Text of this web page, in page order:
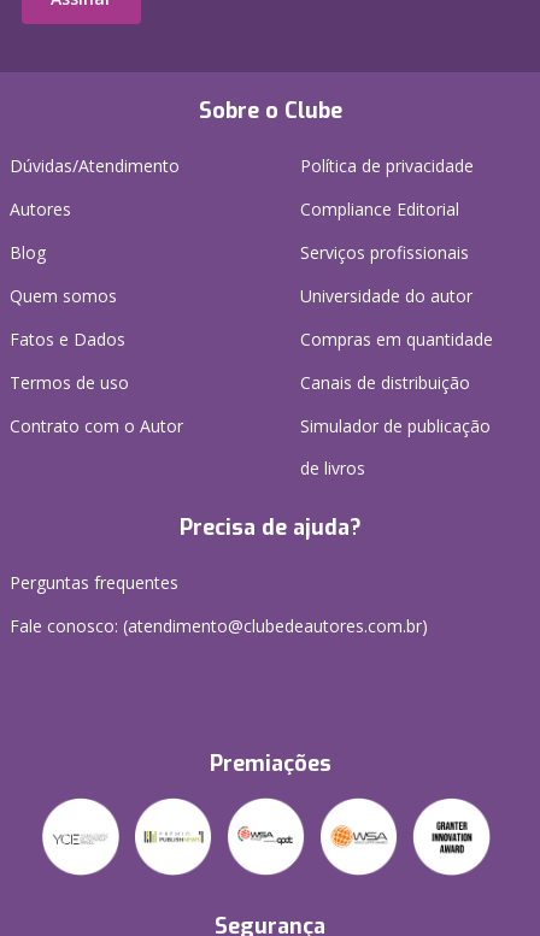
Sobre o Clube
Dúvidas/Atendimento
Autores
Blog
Quem somos
Fatos e Dados
Termos de uso
Contrato com o Autor
Política de privacidade
Compliance Editorial
Serviços profissionais
Universidade do autor
Compras em quantidade
Canais de distribuição
Simulador de publicação
de livros
Precisa de ajuda?
Perguntas frequentes
Fale conosco: (atendimento@clubedeautores.com.br)
Premiações
Segurança